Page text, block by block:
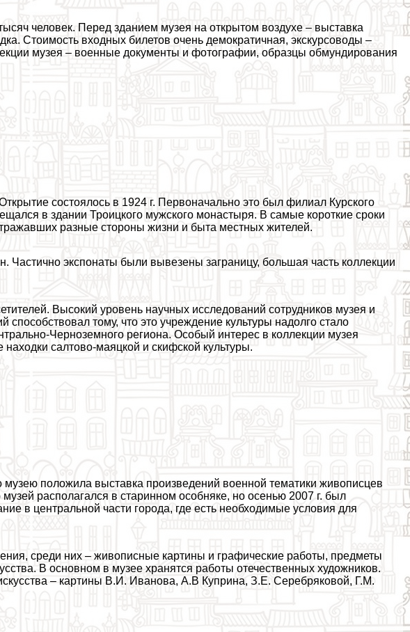
человек. Перед зданием музея на открытом воздухе – выставка
Стоимость входных билетов очень демократичная, экскурсоводы –
музея – военные документы и фотографии, образцы обмундирования
состоялось в 1924 г. Первоначально это был филиал Курского
в здании Троицкого мужского монастыря. В самые короткие сроки
разные стороны жизни и быта местных жителей.
Частично экспонаты были вывезены заграницу, большая часть коллекции
Высокий уровень научных исследований сотрудников музея и
тому, что это учреждение культуры надолго стало
Черноземного региона. Особый интерес в коллекции музея
салтово-маяцкой и скифской культуры.
положила выставка произведений военной тематики живописцев
располагался в старинном особняке, но осенью 2007 г. был
в центральной части города, где есть необходимые условия для
среди них – живописные картины и графические работы, предметы
В основном в музее хранятся работы отечественных художников.
– картины В.И. Иванова, А.В Куприна, З.Е. Серебряковой, Г.М.